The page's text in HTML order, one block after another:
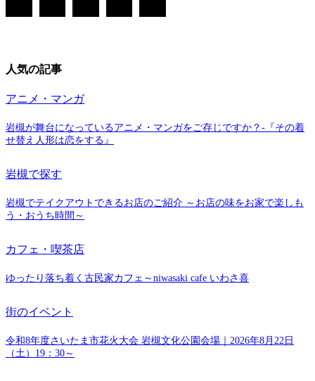
人気の記事
アニメ・マンガ
岩槻が舞台になっているアニメ・マンガをご存じですか？-『その着
せ替え人形は恋をする』
岩槻で探す
岩槻でテイクアウトできるお店のご紹介 ～お店の味をお家で楽しも
う・おうち時間～
カフェ・喫茶店
ゆったり落ち着く古民家カフェ～niwasaki cafe いわさ喜
街のイベント
令和8年度さいたま市花火大会 岩槻文化公園会場｜2026年8月22日
（土）19：30～